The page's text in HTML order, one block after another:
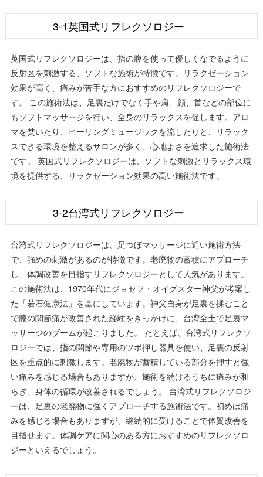
3-1英国式リフレクソロジー
英国式リフレクソロジーは、指の腹を使って優しくなでるように
反射区を刺激する、ソフトな施術が特徴です。リラクゼーション
効果が高く、痛みが苦手な方におすすめのリフレクソロジーで
す。 この施術法は、足裏だけでなく手や肩、顔、首などの部位に
もソフトマッサージを行い、全身のリラックスを促します。アロ
マを焚いたり、ヒーリングミュージックを流したりと、リラック
スできる環境を整えるサロンが多く、心地よさを追求した施術法
です。 英国式リフレクソロジーは、ソフトな刺激とリラックス環
境を提供する、リラクゼーション効果の高い施術法です。
3-2台湾式リフレクソロジー
台湾式リフレクソロジーは、足つぼマッサージに近い施術方法
で、強めの刺激があるのが特徴です。老廃物の蓄積にアプローチ
し、体調改善を目指すリフレクソロジーとして人気があります。
この施術法は、1970年代にジョセフ・オイグスター神父が考案し
た「若石健康法」を基にしています。神父自身が足裏を揉むこと
で膝の関節痛が改善された経験をきっかけに、台湾全土で足裏マ
ッサージのブームが起こりました。 たとえば、台湾式リフレクソ
ロジーでは、指の関節や専用のツボ押し器具を使い、足裏の反射
区を重点的に刺激します。老廃物が蓄積している部分を押すと強
い痛みを感じる場合もありますが、施術を続けるうちに痛みが和
らぎ、身体の循環が改善されるでしょう。 台湾式リフレクソロジ
ーは、足裏の老廃物に強くアプローチする施術法です。初めは痛
みを感じる場合もありますが、継続的に受けることで体質改善を
目指せます。体調ケアに関心のある方におすすめのリフレクソロ
ジーといえるでしょう。